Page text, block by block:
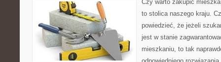
Czy warto zakupić
to stolica naszego kraju.
powiedzieć, że jeżeli
jest w stanie
mieszkaniu, to tak